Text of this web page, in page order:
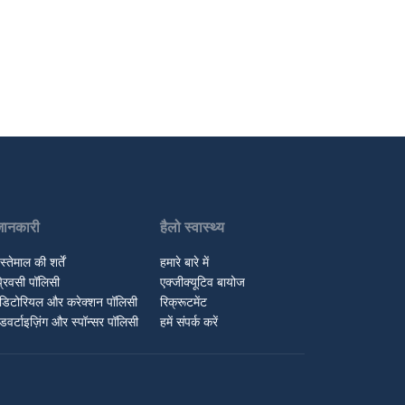
की शर्तें
पॉलिसी
और करेक्शन पॉलिसी
और स्पॉन्सर पॉलिसी
हैलो स्वास्थ्य
हमारे बारे में
एक्जीक्यूटिव बायोज
रिक्रूटमेंट
हमें संपर्क करें